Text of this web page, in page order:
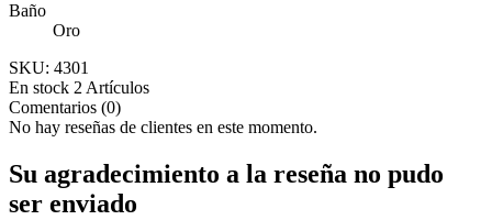
Baño
Oro
SKU: 4301
En stock 2 Artículos
Comentarios (0)
No hay reseñas de clientes en este momento.
Su agradecimiento a la reseña no pudo
ser enviado